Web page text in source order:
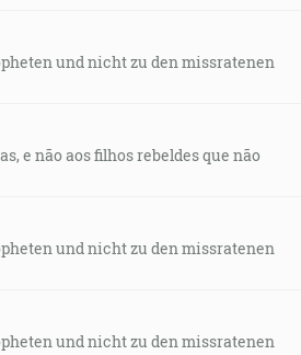
und nicht zu den missratenen
e não aos filhos rebeldes que não
und nicht zu den missratenen
und nicht zu den missratenen